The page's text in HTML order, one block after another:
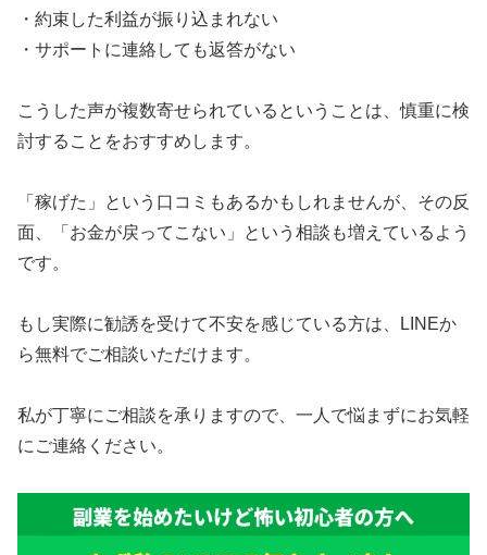
・約束した利益が振り込まれない
・サポートに連絡しても返答がない
こうした声が複数寄せられているということは、慎重に検
討することをおすすめします。
「稼げた」という口コミもあるかもしれませんが、その反
面、「お金が戻ってこない」という相談も増えているよう
です。
もし実際に勧誘を受けて不安を感じている方は、LINEか
ら無料でご相談いただけます。
私が丁寧にご相談を承りますので、一人で悩まずにお気軽
にご連絡ください。